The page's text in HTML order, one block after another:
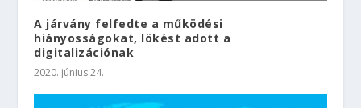
A járvány felfedte a működési
hiányosságokat, lökést adott a
digitalizációnak
2020. június 24.